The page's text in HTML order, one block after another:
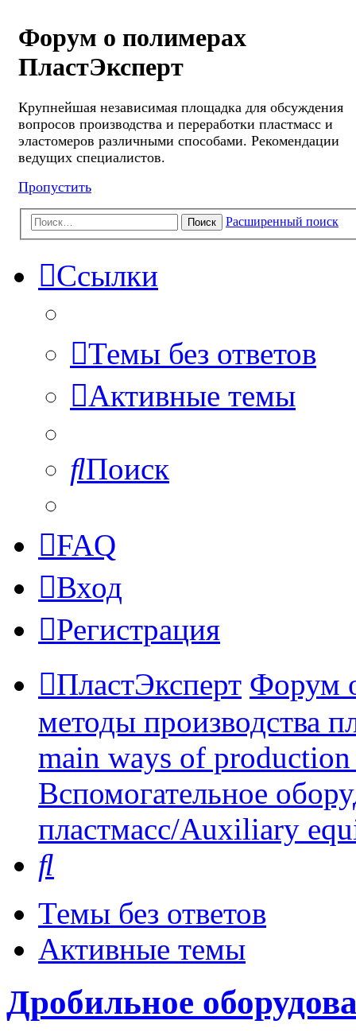
Форум о полимерах
ПластЭксперт
Крупнейшая независимая площадка для обсуждения
вопросов производства и переработки пластмасс и
эластомеров различными способами. Рекомендации
ведущих специалистов.
Пропустить
Поиск Расширенный поиск
Ссылки
Темы без ответов
Активные темы
Поиск
FAQ
Вход
Регистрация
ПластЭксперт Форум
методы производства
main ways of
Вспомогательное
пластмасс/Auxiliary
Темы без ответов
Активные темы
Дробильное